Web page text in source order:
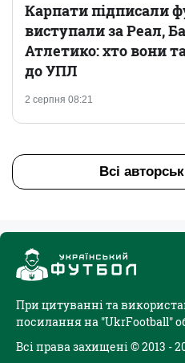
2 серпня 08:21
Карпати підписали
виступали за Реал,
Атлетико: хто вони
до УПЛ
Всі
При цитуванні та
посилання на "UkrFootball"
Всі права захищені © 2013 -